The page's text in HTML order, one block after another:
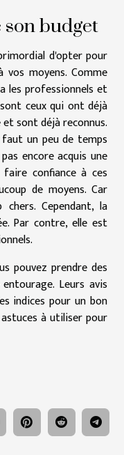
budget
d'opter pour
moyens. Comme
les professionnels et
ceux qui ont déjà
sont déjà reconnus.
un peu de temps
encore acquis une
confiance à ces
de moyens. Car
Cependant, la
Par contre, elle est
pouvez prendre des
Leurs avis
indices pour un bon
à utiliser pour